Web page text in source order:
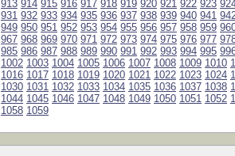
913 914 915 916 917 918 919 920 921 922 923
931 932 933 934 935 936 937 938 939 940 941
949 950 951 952 953 954 955 956 957 958 959
967 968 969 970 971 972 973 974 975 976 977
985 986 987 988 989 990 991 992 993 994 995
1002 1003 1004 1005 1006 1007 1008 1009 1010
1016 1017 1018 1019 1020 1021 1022 1023 1024
1030 1031 1032 1033 1034 1035 1036 1037 1038
1044 1045 1046 1047 1048 1049 1050 1051 1052
1058 1059